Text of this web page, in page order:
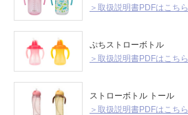
＞取扱説明書PDFはこちら
ぷちストローボトル
＞取扱説明書PDFはこちら
ストローボトル トール
＞取扱説明書PDFはこちら